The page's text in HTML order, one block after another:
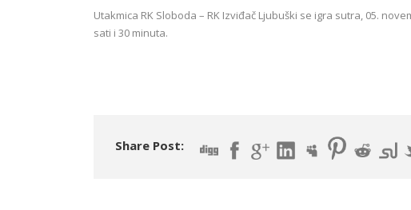
Utakmica RK Sloboda – RK Izviđač Ljubuški se igra sutra, 05.
sati i 30 minuta.
Share Post: